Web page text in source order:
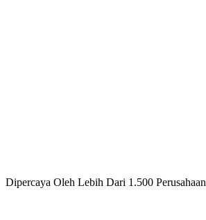
Dipercaya Oleh Lebih Dari 1.500